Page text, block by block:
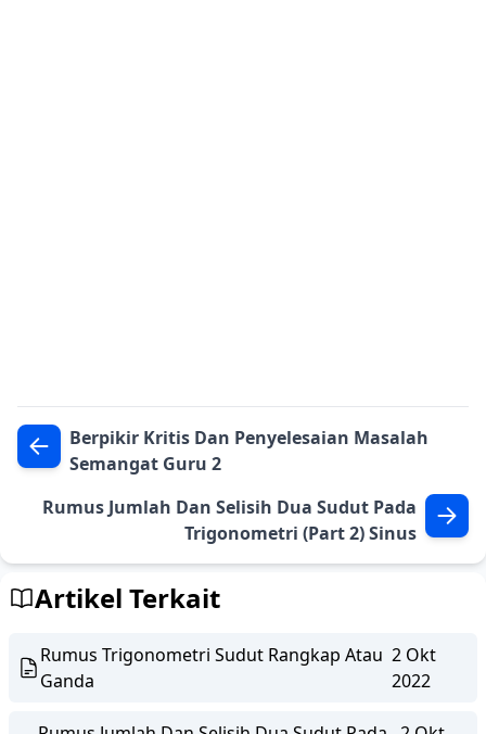
Berpikir Kritis Dan Penyelesaian Masalah
Semangat Guru 2
Rumus Jumlah Dan Selisih Dua Sudut Pada
Trigonometri (Part 2) Sinus
Artikel Terkait
Rumus Trigonometri Sudut Rangkap Atau
Ganda
2 Okt
2022